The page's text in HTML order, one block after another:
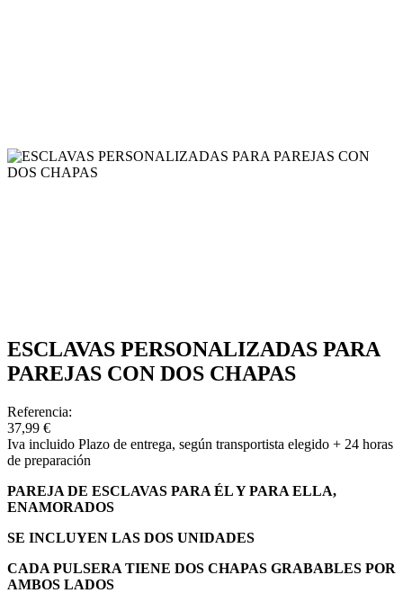
ESCLAVAS PERSONALIZADAS PARA
PAREJAS CON DOS CHAPAS
Referencia:
37,99 €
Iva incluido Plazo de entrega, según transportista elegido + 24 horas
de preparación
PAREJA DE ESCLAVAS PARA ÉL Y PARA ELLA,
ENAMORADOS
SE INCLUYEN LAS DOS UNIDADES
CADA PULSERA TIENE DOS CHAPAS GRABABLES POR
AMBOS LADOS